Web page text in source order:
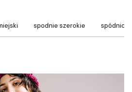
spodnie szerokie spódnice